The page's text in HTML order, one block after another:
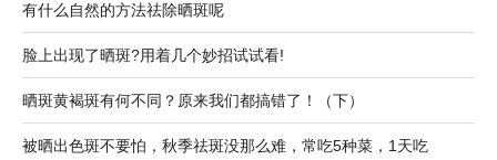
有什么自然的方法祛除晒斑呢
脸上出现了晒斑?用着几个妙招试试看!
晒斑黄褐斑有何不同？原来我们都搞错了！（下）
被晒出色斑不要怕，秋季祛斑没那么难，常吃5种菜，1天吃